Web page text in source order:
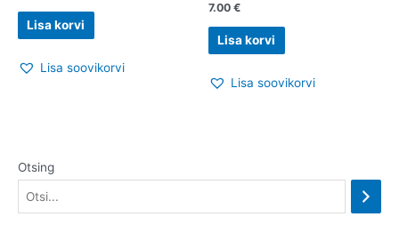
Lisa korvi
Lisa soovikorvi
7.00 €
Lisa korvi
Lisa soovikorvi
Otsing